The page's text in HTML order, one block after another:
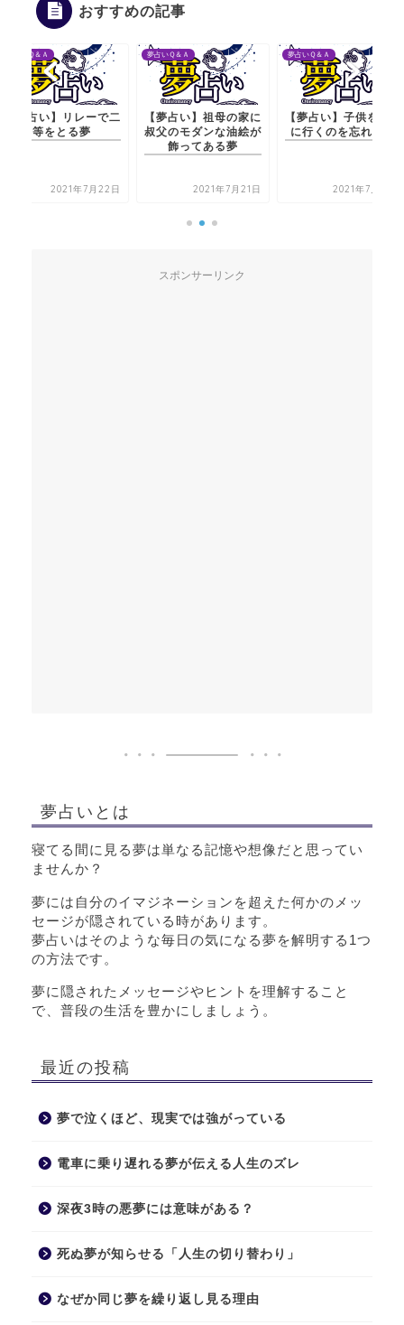
おすすめの記事
夢占いＱ＆Ａ
【夢占い】リレーで二
等をとる夢
2021年7月22日
夢占いＱ＆Ａ
【夢占い】祖母の家に
叔父のモダンな油絵が
飾ってある夢
2021年7月21日
夢占いＱ＆Ａ
【夢占い】子供を迎え
に行くのを忘れる夢
2021年7月20日
スポンサーリンク
夢占いとは
寝てる間に見る夢は単なる記憶や想像だと思ってい
ませんか？
夢には自分のイマジネーションを超えた何かのメッ
セージが隠されている時があります。
夢占いはそのような毎日の気になる夢を解明する1つ
の方法です。
夢に隠されたメッセージやヒントを理解すること
で、普段の生活を豊かにしましょう。
最近の投稿
夢で泣くほど、現実では強がっている
電車に乗り遅れる夢が伝える人生のズレ
深夜3時の悪夢には意味がある？
死ぬ夢が知らせる「人生の切り替わり」
なぜか同じ夢を繰り返し見る理由